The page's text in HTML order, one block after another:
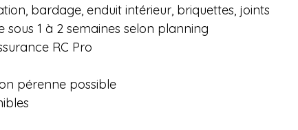
bardage, enduit intérieur, briquettes, joints
sous 1 à 2 semaines selon planning
RC Pro
pérenne possible